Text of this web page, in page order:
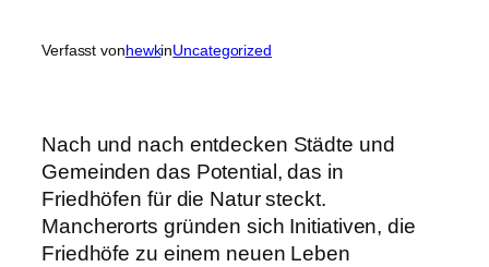
Verfasst vonhewkinUncategorized
Nach und nach entdecken Städte und
Gemeinden das Potential, das in
Friedhöfen für die Natur steckt.
Mancherorts gründen sich Initiativen, die
Friedhöfe zu einem neuen Leben